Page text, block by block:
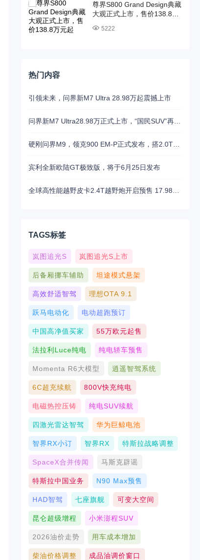
尊界S800 Grand Design典藏
大观正式上市，售价138.8万
5222
热门内容
引领未来，问界新M7 Ultra 28.98万起震撼上市
问界新M7 Ultra28.98万正式上市，“国民SUV”再填新惊喜
硬刚问界M9，领克900 EM-P正式发布，搭2.0T插混系统
宾利全新欧陆GT极致版，将于6月25日发布
TAGS标签
岚图追光S 岚图追光S上市
后备厢挪车辅助 坦途模式悬架
高效舒适智驾 理想OTA 9.1
跃马电动化 电动超跑预订
中国高净值买家 55万欧元起售
法拉利Luce纯电 纯电轿车预售
Momenta R6大模型 逍遥智驾系统
6C超充续航 800V快充纯电
电磁热控压铸 纯电SUV续航
四激光雷达智驾 华为巨鲸电池
智界RX小订 智界RX 特斯拉战略调整
SpaceX合并传闻 马斯克辟谣
特斯拉中国业务 N90 Max预售
HAD智驾 七座旗舰 可变大空间
昆仑超级增程 小米澎程SUV
2026油价走势 用车成本增加
柴油价格调整 成品油调价窗口